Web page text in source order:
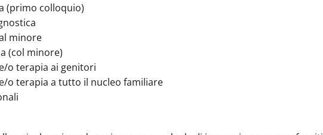
(primo colloquio)
minore
(col minore)
o terapia ai genitori
o terapia a tutto il nucleo familiare